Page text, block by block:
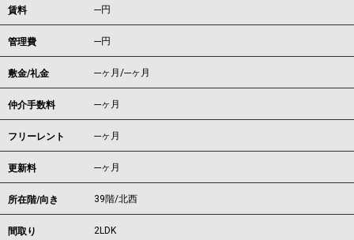
賃料 ---円
管理費 ---円
敷金/礼金 ---ヶ月/---ヶ月
仲介手数料 ---ヶ月
フリーレント ---ヶ月
更新料 ---ヶ月
所在階/向き 39階/北西
間取り 2LDK